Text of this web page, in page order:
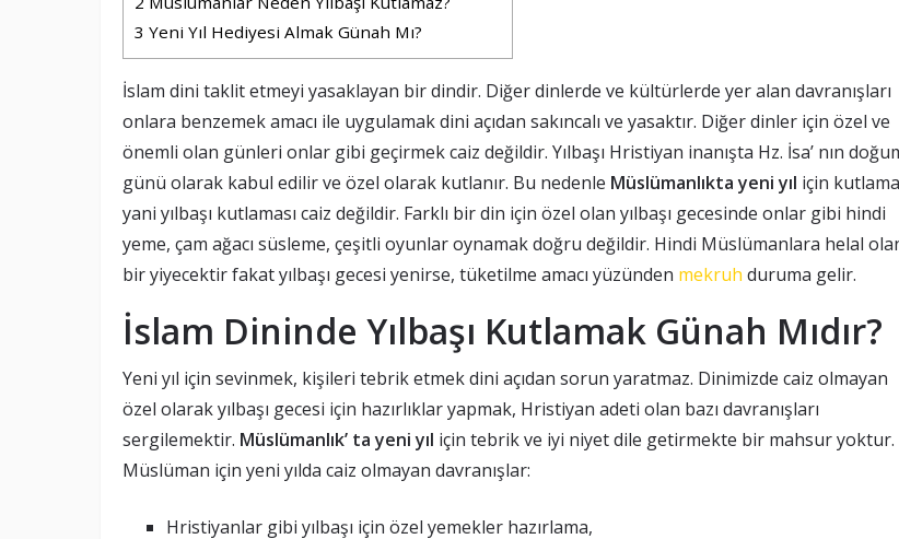
3 Yeni Yıl Hediyesi Almak Günah Mı?
İslam dini taklit etmeyi yasaklayan bir dindir. Diğer dinlerde ve kültürlerde yer alan davranışları
onlara benzemek amacı ile uygulamak dini açıdan sakıncalı ve yasaktır. Diğer dinler için özel ve
önemli olan günleri onlar gibi geçirmek caiz değildir. Yılbaşı Hristiyan inanışta Hz. İsa’ nın
günü olarak kabul edilir ve özel olarak kutlanır. Bu nedenle Müslümanlıkta yeni yıl için kutlama
yani yılbaşı kutlaması caiz değildir. Farklı bir din için özel olan yılbaşı gecesinde onlar gibi hindi
yeme, çam ağacı süsleme, çeşitli oyunlar oynamak doğru değildir. Hindi Müslümanlara helal
bir yiyecektir fakat yılbaşı gecesi yenirse, tüketilme amacı yüzünden mekruh duruma gelir.
İslam Dininde Yılbaşı Kutlamak Günah Mıdır?
Yeni yıl için sevinmek, kişileri tebrik etmek dini açıdan sorun yaratmaz. Dinimizde caiz olmayan
özel olarak yılbaşı gecesi için hazırlıklar yapmak, Hristiyan adeti olan bazı davranışları
sergilemektir. Müslümanlık’ ta yeni yıl için tebrik ve iyi niyet dile getirmekte bir mahsur yoktur.
Müslüman için yeni yılda caiz olmayan davranışlar:
Hristiyanlar gibi yılbaşı için özel yemekler hazırlama,